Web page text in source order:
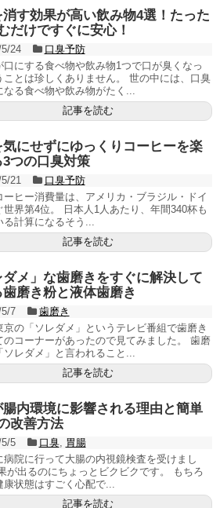
消す効果が高い飲み物4選！たった
だけですぐに安心！
24
口臭予防
口にする食べ物や飲み物1つで口が臭くなっ
ことは珍しくありません。 世の中には、口臭
なる食べ物や飲み物がたく...
記事を読む
気にせずにゆっくりコーヒーを楽
3つの口臭対策
21
口臭予防
ーヒー消費量は、アメリカ・ブラジル・ドイ
世界第4位。 日本人1人あたり、年間340杯も
計算になるそう...
記事を読む
ダメ」な歯磨きをすぐに解決して
歯磨き粉と液体歯磨き
7
歯磨き
京の「ソレダメ」というテレビ番組で歯磨き
のコーナーがあったので見てみました。 歯磨
ソレダメ」と言われること...
記事を読む
腸内環境に影響される理由と簡単
改善方法
5 口臭, 胃腸
病院に行って大腸の内視鏡検査を受けまし
が出るのにちょっとビクビクです。 もちろ
康状態はすごく心配で...
記事を読む